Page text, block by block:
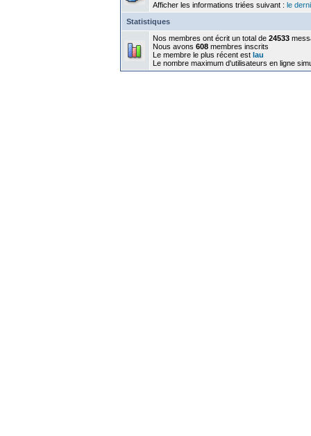
Afficher les informations triées suivant : le
Statistiques
Nos membres ont écrit un total de 24533
Nous avons 608 membres inscrits
Le membre le plus récent est lau
Le nombre maximum d'utilisateurs en ligne